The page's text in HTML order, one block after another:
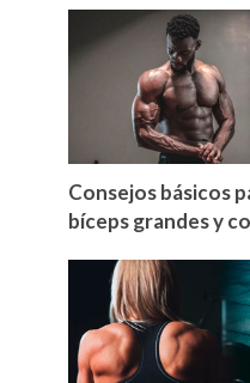
Consejos básicos
bíceps grandes y